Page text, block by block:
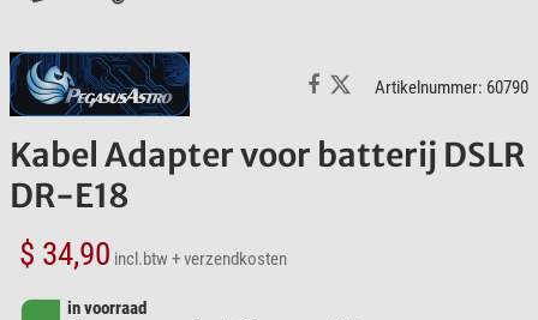
Artikelnummer: 60790
Kabel Adapter voor batterij DSLR
DR-E18
$ 34,90 incl.btw+ verzendkosten
in voorraad